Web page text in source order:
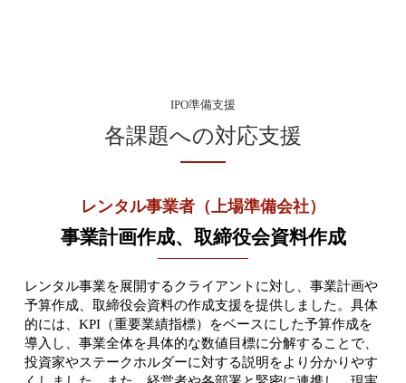
IPO準備支援
各課題への対応支援
レンタル事業者（上場準備会社）
事業計画作成、取締役会資料作成
レンタル事業を展開するクライアントに対し、事業計画や
予算作成、取締役会資料の作成支援を提供しました。具体
的には、KPI（重要業績指標）をベースにした予算作成を
導入し、事業全体を具体的な数値目標に分解することで、
投資家やステークホルダーに対する説明をより分かりやす